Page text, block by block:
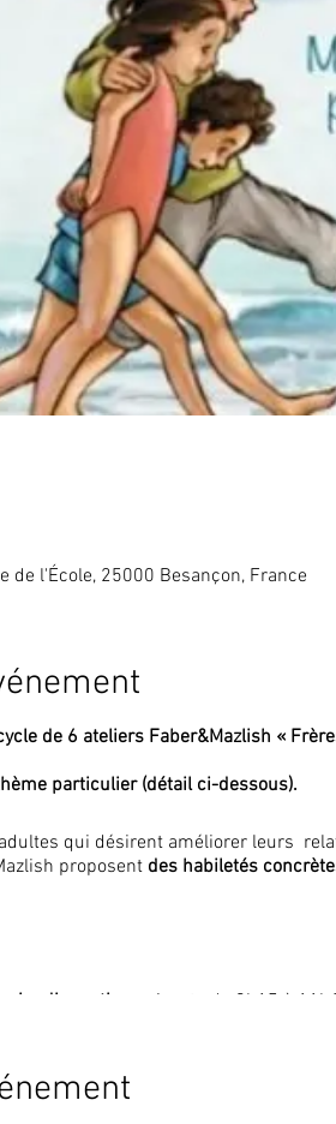
de l'École, 25000 Besançon, France
de 6 ateliers Faber&Mazlish «
particulier (détail ci-dessous).
qui désirent améliorer leurs
proposent des habiletés
jeudis matins suivants de 9h15 à
limité afin de favoriser les échanges.
qui comporte 6 ateliers.